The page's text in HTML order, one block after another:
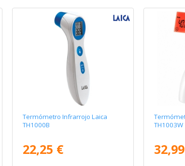
Termómetro Infrarrojo Laica
TH1000B
22,25 €
TH1003W